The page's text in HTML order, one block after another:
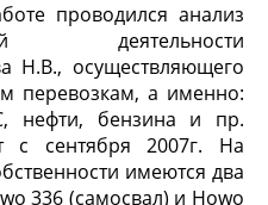
проводился анализ
деятельности
Н.В., осуществляющего
перевозкам, а именно:
нефти, бензина и пр.
с сентября 2007г. На
имеются два
336 (самосвал) и Howo